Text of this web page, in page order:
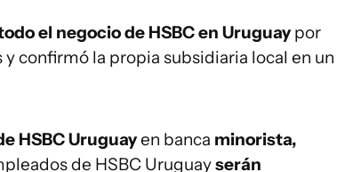
el negocio de HSBC en Uruguaypor
confirmó la propia subsidiaria local en un
HSBC Uruguayen banca minorista,
de HSBC Uruguayserán